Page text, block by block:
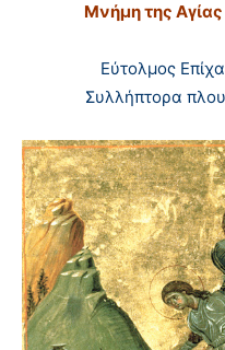
Μνήμη της
Eύτολμος
Συλλήπτορα